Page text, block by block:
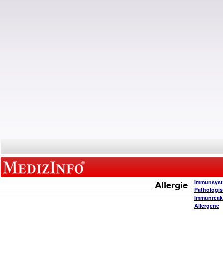
Allergie
Allergene